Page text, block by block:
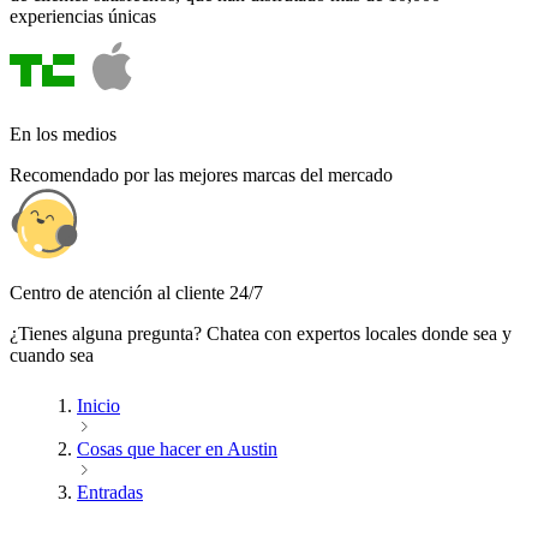
experiencias únicas
En los medios
Recomendado por las mejores marcas del mercado
Centro de atención al cliente 24/7
¿Tienes alguna pregunta? Chatea con expertos locales donde sea y
cuando sea
Inicio
Cosas que hacer en Austin
Entradas